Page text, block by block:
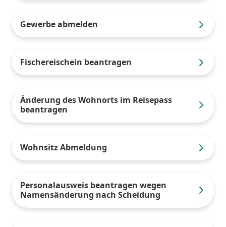
Gewerbe abmelden
Fischereischein beantragen
Änderung des Wohnorts im Reisepass
beantragen
Wohnsitz Abmeldung
Personalausweis beantragen wegen
Namensänderung nach Scheidung